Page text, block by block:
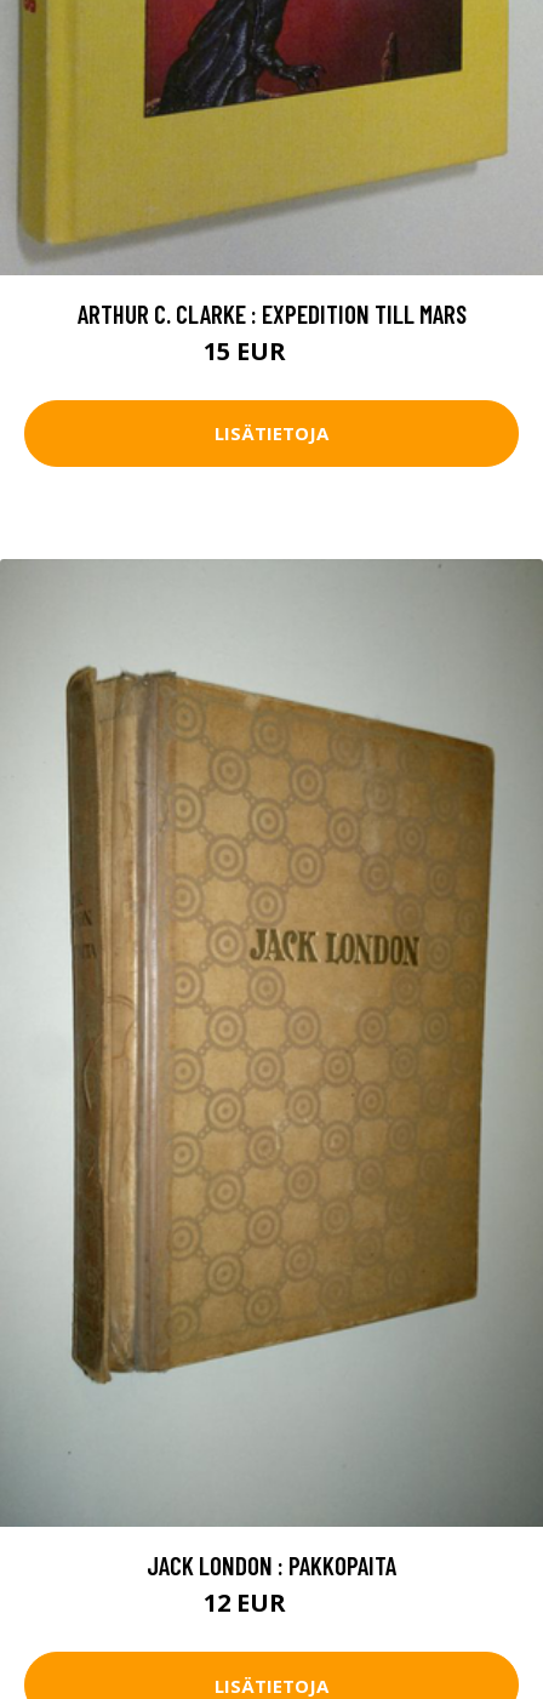
ARTHUR C. CLARKE : EXPEDITION TILL MARS
15 EUR
LISÄTIETOJA
JACK LONDON : PAKKOPAITA
12 EUR
LISÄTIETOJA